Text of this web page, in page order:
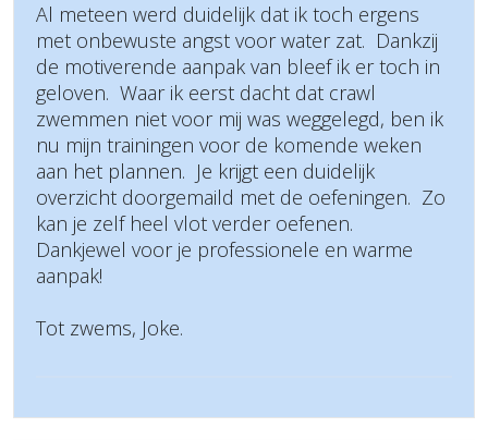
Al meteen werd duidelijk dat ik toch ergens
met onbewuste angst voor water zat. Dankzij
de motiverende aanpak van bleef ik er toch in
geloven. Waar ik eerst dacht dat crawl
zwemmen niet voor mij was weggelegd, ben ik
nu mijn trainingen voor de komende weken
aan het plannen. Je krijgt een duidelijk
overzicht doorgemaild met de oefeningen. Zo
kan je zelf heel vlot verder oefenen.
Dankjewel voor je professionele en warme
aanpak!
Tot zwems, Joke.